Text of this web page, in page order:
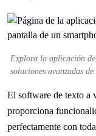
Explora la aplicación de
soluciones avanzadas
El software de texto a
proporciona
perfectamente con